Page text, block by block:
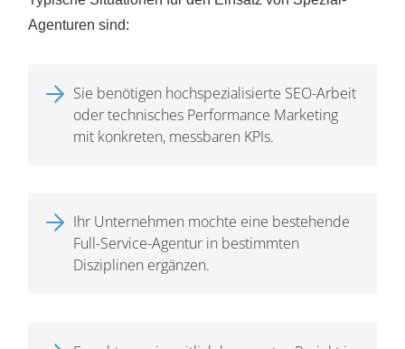
Agenturen sind:
Sie benötigen hochspezialisierte SEO-Arbeit
oder technisches Performance Marketing
mit konkreten, messbaren KPIs.
Ihr Unternehmen mochte eine bestehende
Full-Service-Agentur in bestimmten
Disziplinen ergänzen.